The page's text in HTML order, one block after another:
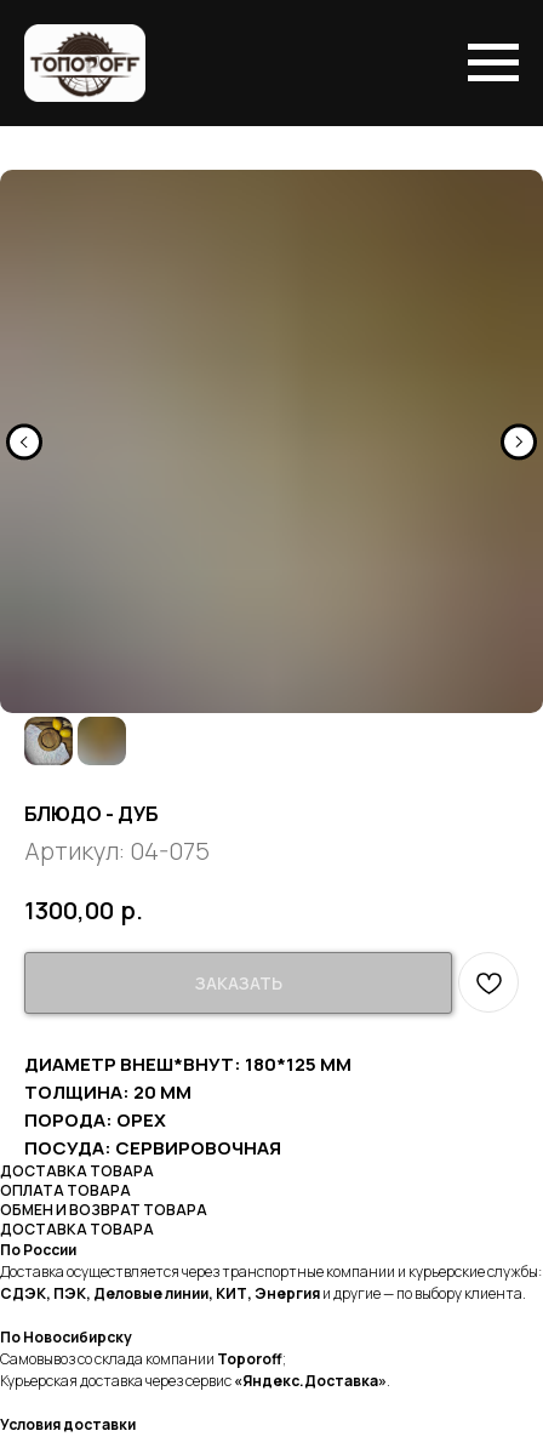
БЛЮДО - ДУБ
Артикул: 04-075
1300,00 р.
ЗАКАЗАТЬ
ДИАМЕТР ВНЕШ*ВНУТ: 180*125 ММ
ТОЛЩИНА: 20 ММ
ПОРОДА: ОРЕХ
ПОСУДА: СЕРВИРОВОЧНАЯ
ДОСТАВКА ТОВАРА
ОПЛАТА ТОВАРА
ОБМЕН И ВОЗВРАТ ТОВАРА
ДОСТАВКА ТОВАРА
По России
Доставка осуществляется через транспортные компании и курьерские службы:
СДЭК, ПЭК, Деловые линии, КИТ, Энергияи другие — по выбору клиента.
По Новосибирску
Самовывоз со склада компании Toporoff;
Курьерская доставка через сервис«Яндекс.Доставка».
Условия доставки